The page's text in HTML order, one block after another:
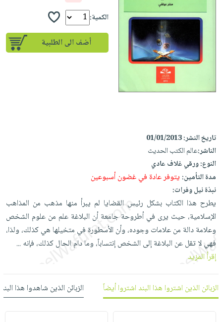
إختياراتنا
أكاديمية
صندوق
القراءة
English
books
iKitab
حدود
أسئلة
Android
تحميل
iKitab
على
Apple
يتكرر
طرحها
تحميل
masmu3
Android
Apple
المواضيع
مبيعاً
إختياراتنا
جوائز
الصحة
والعناية
الشخصية
الشخصية
العناية
وتصفيف
الشعر
العناية
بالجسم
العناية
بالأسنان
الحمية
جديد
الكل
أواني
الطهي
أدوات
الخبز
أدوات
المائدة
الأوعية
والتخزين
أدوات
متجر
الهدايا
أقسام
الأكثر
مبيعاً
العودة
للمدارس
اكسسوارات
كتب
اكسسوارات
شحن
مجاني
بنود
مختارة
كل
الاشتراكات
الكمية:
أضف الى الطلبية
تاريخ النشر:01/01/2013
الناشر:عالم الكتب الحديث
النوع:ورقي غلاف عادي
مدة التأمين:يتوفر عادة في غضون أسبوعين
نبذة نيل وفرات:
يطرح هذا الكتاب بشكل رئيس القضايا لم يبرأ منها مذهب من المذاهب
الإسلامية، حيث يرى في أطروحة جامعة أن البلاغة علم من علوم الشخص
وعلامة دالة من علامات وجوده، وأن الأسطورة في متخيلها هي كذلك، ولذا،
فهي لا تقل عن البلاغة إلى الشخص إنتساباً، وما دام الحال كذلك، فإنه...
إقرأ المزيد
الزبائن الذين اشتروا هذا البند اشتروا أيضاً الزبائن الذين شاهدوا هذا